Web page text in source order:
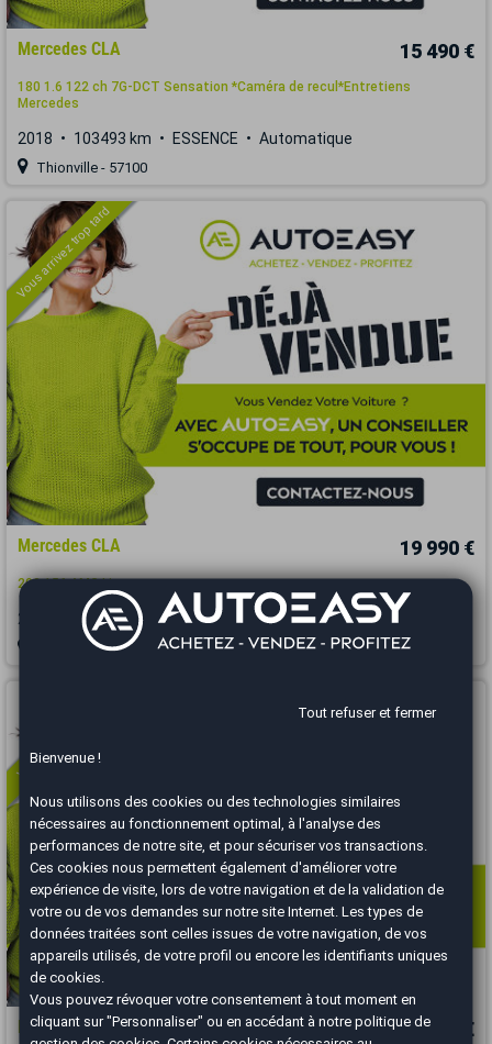
Mercedes CLA 15 490 €
180 1.6 122 ch 7G-DCT Sensation *Caméra de recul*Entretiens
Mercedes
2018 103493 km ESSENCE Automatique
Thionville - 57100
Vous arrivez trop tard
Mercedes CLA 19 990 €
200 156 AMG Line
2018 98000 km ESSENCE Automatique
Albertville - 73200
Vous arrivez trop tard
Mercedes CLA 14 980 €
Tout refuser et fermer
Bienvenue !
Nous utilisons des cookies ou des technologies similaires
nécessaires au fonctionnement optimal, à l'analyse des
performances de notre site, et pour sécuriser vos transactions.
Ces cookies nous permettent également d'améliorer votre
expérience de visite, lors de votre navigation et de la validation de
votre ou de vos demandes sur notre site Internet. Les types de
données traitées sont celles issues de votre navigation, de vos
appareils utilisés, de votre profil ou encore les identifiants uniques
de cookies.
Vous pouvez révoquer votre consentement à tout moment en
cliquant sur "Personnaliser" ou en accédant à notrepolitique de